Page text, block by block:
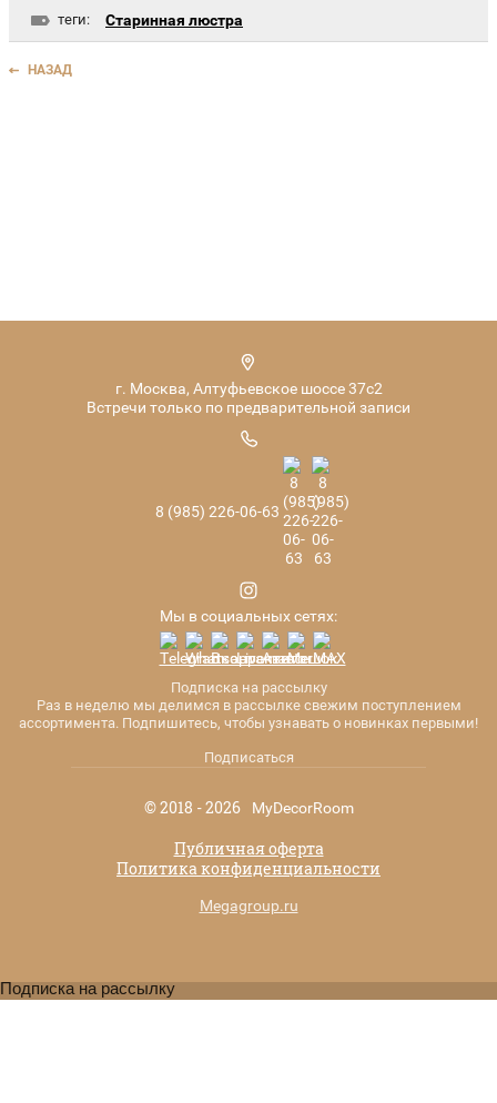
теги: Старинная люстра
НАЗАД
г. Москва, Алтуфьевское шоссе 37с2
Встречи только по предварительной записи
8 (985) 226-06-63
Мы в социальных сетях:
Подписка на рассылку
Раз в неделю мы делимся в рассылке свежим поступлением
ассортимента. Подпишитесь, чтобы узнавать о новинках первыми!
Подписаться
© 2018 - 2026 MyDecorRoom
Публичная оферта
Политика конфиденциальности
Megagroup.ru
Подписка на рассылку